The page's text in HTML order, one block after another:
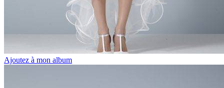
Ajoutez à mon album